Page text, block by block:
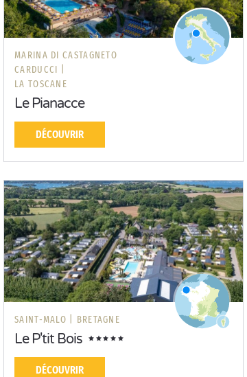
MARINA DI CASTAGNETO
CARDUCCI |
LA TOSCANE
Le Pianacce
DÉCOUVRIR
SAINT-MALO | BRETAGNE
Le P'tit Bois
DÉCOUVRIR